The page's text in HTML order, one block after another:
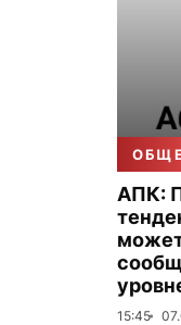
АПК:
15:45